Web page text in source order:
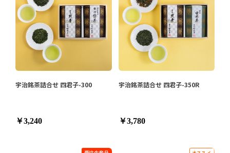
宇治銘茶詰合せ 四君子-300
￥3,240
宇治銘茶詰合せ 四君子-350R
￥3,780